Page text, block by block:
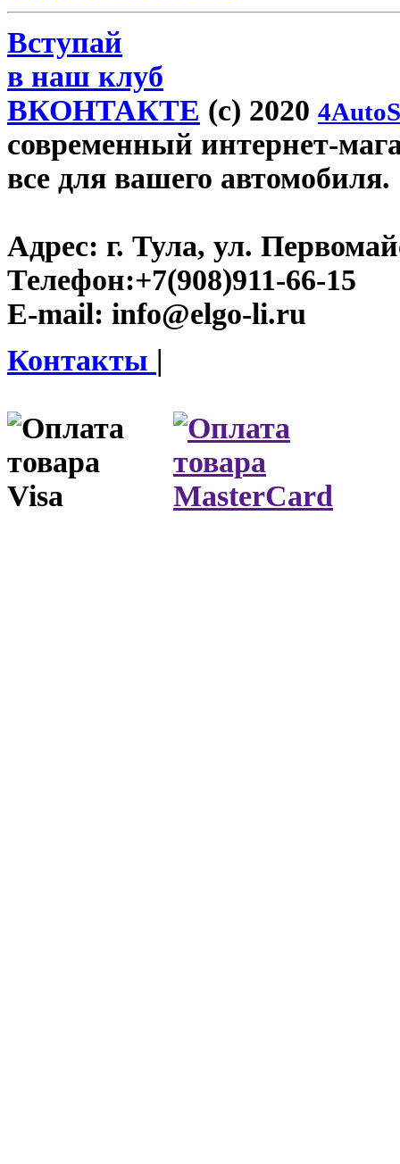
Вступай
в наш клуб
ВКОНТАКТЕ (c) 2020
современный интернет-
все для вашего автомобиля.
Адрес: г. Тула, ул.
Телефон:+7(908)911-66-15
E-mail: info@elgo-li.ru
Контакты |